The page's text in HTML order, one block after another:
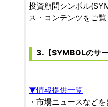
投資顧問シンボル
ス・コンテンツをご覧
3.【SYMBOLのサ
▼情報提供一覧
・市場ニュースなど